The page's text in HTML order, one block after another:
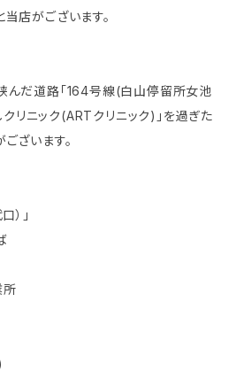
店がございます。
んだ道路「164号線(白山停留所女池
クリニック(ARTクリニック)」を過ぎた
ざいます。
）」
所